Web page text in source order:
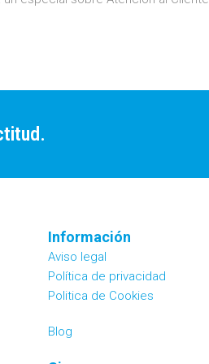
Información
Aviso legal
Política de privacidad
Politica de Cookies
Blog